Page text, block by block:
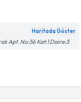
Haritada Göster
Apt. No:56 Kat:1 Daire:3